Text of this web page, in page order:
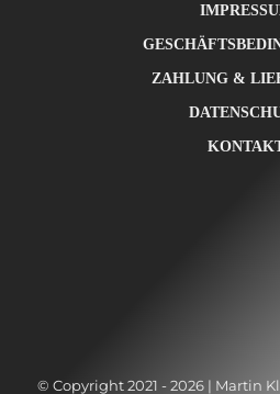
ZAHLUNG &
© Copyright 2021 - 2026 | Martin